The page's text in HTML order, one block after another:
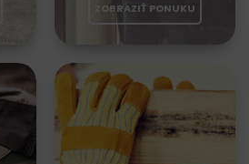
ZOBRAZIŤ PONUKU